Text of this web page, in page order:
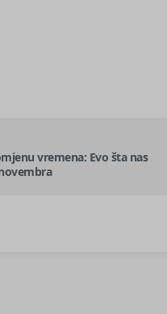
vremena: Evo šta nas